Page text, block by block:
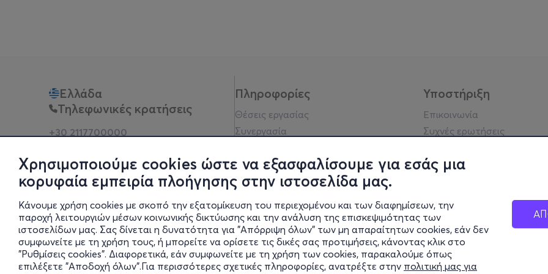
Χρησιμοποιούμε cookies ώστε να εξασφαλίσουμε για εσάς μια
κορυφαία εμπειρία πλοήγησης στην ιστοσελίδα μας.
Κάνουμε χρήση cookies με σκοπό την εξατομίκευση του περιεχομένου και των διαφημίσεων, την
παροχή λειτουργιών μέσων κοινωνικής δικτύωσης και την ανάλυση της επισκεψιμότητας των
ιστοσελίδων μας. Σας δίνεται η δυνατότητα για "Απόρριψη όλων" των μη απαραίτητων cookies, εάν δεν
συμφωνείτε με τη χρήση τους, ή μπορείτε να ορίσετε τις δικές σας προτιμήσεις, κάνοντας κλικ στο
"Ρυθμίσεις cookies". Διαφορετικά, εάν συμφωνείτε με τη χρήση των cookies, παρακαλούμε όπως
επιλέξετε "Αποδοχή όλων".Για περισσότερες σχετικές πληροφορίες, ανατρέξτε στην πολιτική μας για
Ελλάδα
Τηλεφωνικές κρατήσεις
+30 2117700000
Φυσικά σημεία
Πληροφορίες
Θέσεις εργασίας
Συνεργασία
Πολιτική απορρήτου
Νομική σημείωση
Blog
Οικονομικά στοιχεία
Πολιτικές Εταιρείας
Έκθεση Διαφάνειας
Υποστήριξη
Επικοινωνία
Συχνές ερωτήσεις
Υπηρεσίες
Σύνδεση reseller